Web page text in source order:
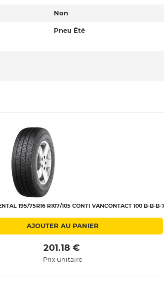
Non
Pneu Été
195/75R16 R107/105 CONTI VANCONTACT 100 B-B-B-
AJOUTER AU PANIER
201.18 €
Prix unitaire